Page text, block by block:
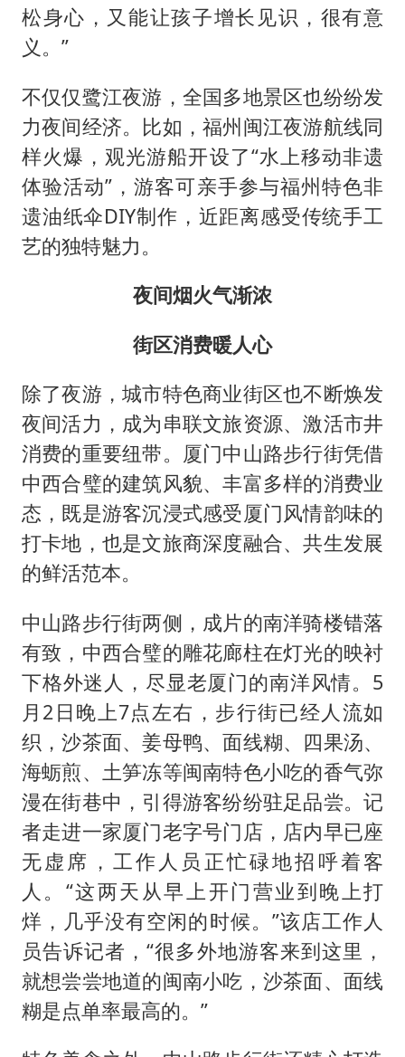
松身心，又能让孩子增长见识，很有意
义。”
不仅仅鹭江夜游，全国多地景区也纷纷发
力夜间经济。比如，福州闽江夜游航线同
样火爆，观光游船开设了“水上移动非遗
体验活动”，游客可亲手参与福州特色非
遗油纸伞DIY制作，近距离感受传统手工
艺的独特魅力。
夜间烟火气渐浓
街区消费暖人心
除了夜游，城市特色商业街区也不断焕发
夜间活力，成为串联文旅资源、激活市井
消费的重要纽带。厦门中山路步行街凭借
中西合璧的建筑风貌、丰富多样的消费业
态，既是游客沉浸式感受厦门风情韵味的
打卡地，也是文旅商深度融合、共生发展
的鲜活范本。
中山路步行街两侧，成片的南洋骑楼错落
有致，中西合璧的雕花廊柱在灯光的映衬
下格外迷人，尽显老厦门的南洋风情。5
月2日晚上7点左右，步行街已经人流如
织，沙茶面、姜母鸭、面线糊、四果汤、
海蛎煎、土笋冻等闽南特色小吃的香气弥
漫在街巷中，引得游客纷纷驻足品尝。记
者走进一家厦门老字号门店，店内早已座
无虚席，工作人员正忙碌地招呼着客
人。“这两天从早上开门营业到晚上打
烊，几乎没有空闲的时候。”该店工作人
员告诉记者，“很多外地游客来到这里，
就想尝尝地道的闽南小吃，沙茶面、面线
糊是点单率最高的。”